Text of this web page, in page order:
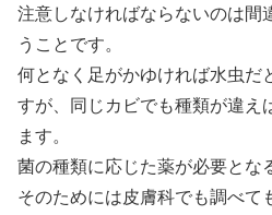
注意しなければならないのは間
うことです。
何となく足がかゆければ水虫だ
すが、同じカビでも種類が違え
ます。
菌の種類に応じた薬が必要とな
そのためには皮膚科でも調べて